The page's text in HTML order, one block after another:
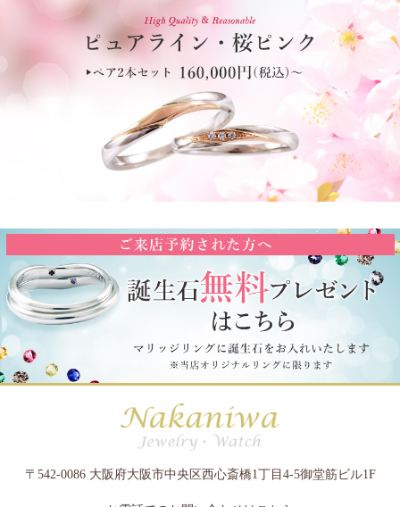
〒542-0086 大阪府大阪市中央区西心斎橋1丁目4-5御堂筋ビル1F